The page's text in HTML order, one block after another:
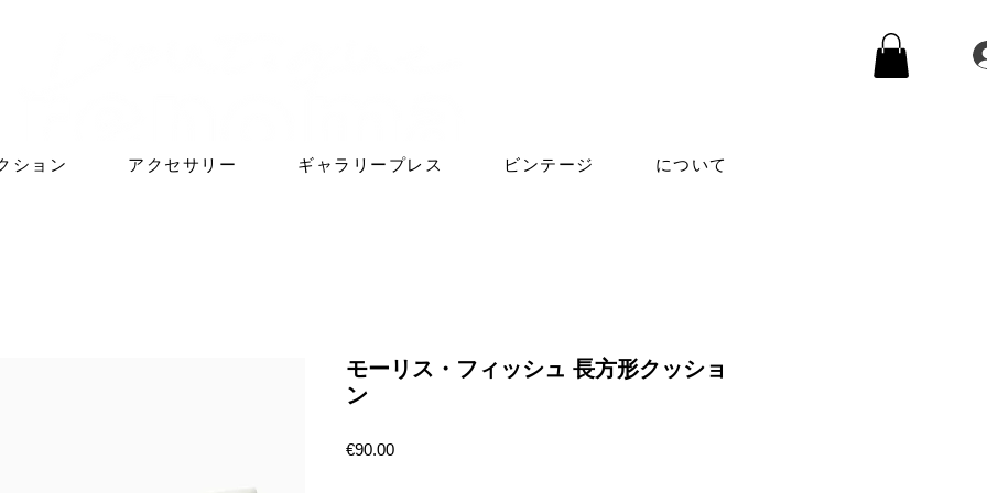
ション アクセサリー ギャラリープレス ビンテージ について
モーリス・フィッシュ 長方形クッショ
ン
€90.00価